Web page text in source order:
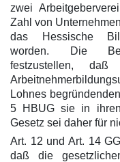
zwei
Zahl von
das Hessische
worden. Die
festzustellen,
Lohnes
5 HBUG sie in
Gesetz sei daher für
Art. 12 und Art. 14
daß die